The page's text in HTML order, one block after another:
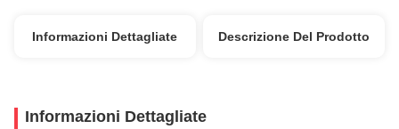
Informazioni Dettagliate Descrizione Del Prodotto
Informazioni Dettagliate